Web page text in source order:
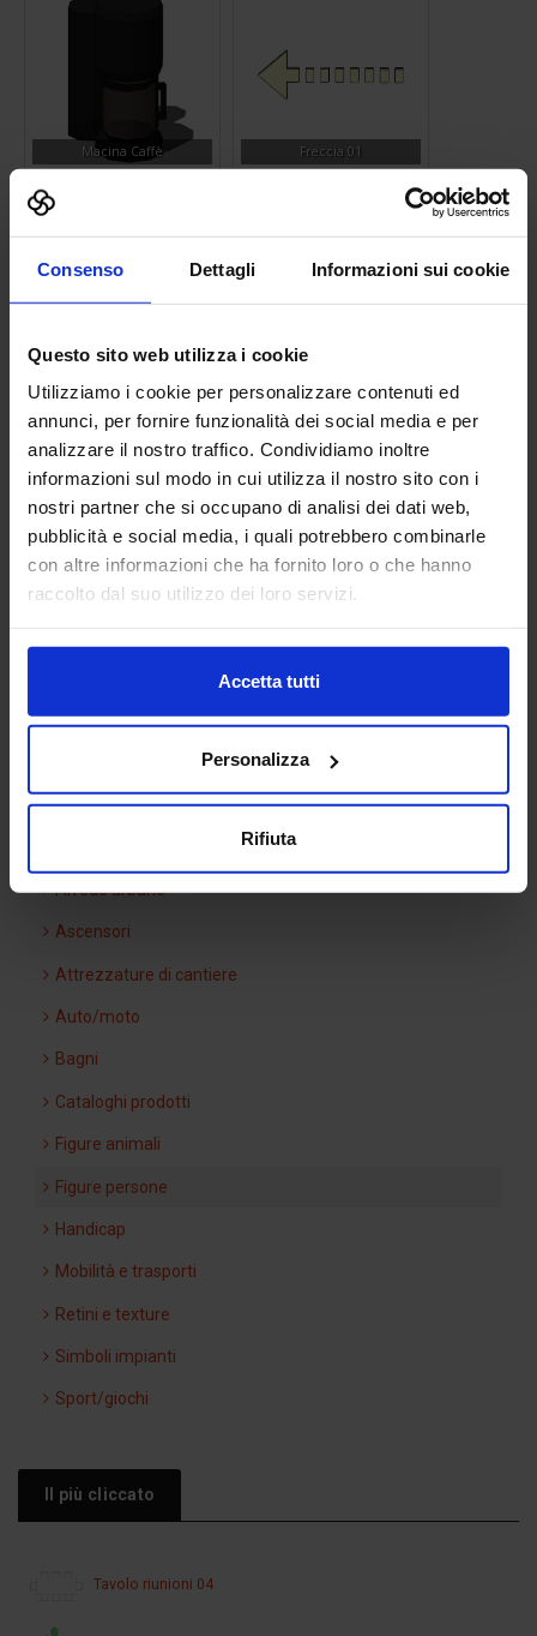
Consenso Dettagli Informazioni sui cookie
Questo sito web utilizza i cookie
Utilizziamo i cookie per personalizzare contenuti ed
annunci, per fornire funzionalità dei social media e per
analizzare il nostro traffico. Condividiamo inoltre
informazioni sul modo in cui utilizza il nostro sito con i
nostri partner che si occupano di analisi dei dati web,
pubblicità e social media, i quali potrebbero combinarle
con altre informazioni che ha fornito loro o che hanno
raccolto dal suo utilizzo dei loro servizi.
Accetta tutti
Personalizza
Rifiuta
Macina Caffè Freccia 01
Abat-jour Lavandino 08
3d uomo in piedi 01
Categorie Blocchi CAD
Arredi interni
Arredo urbano
Ascensori
Attrezzature di cantiere
Auto/moto
Bagni
Cataloghi prodotti
Figure animali
Figure persone
Handicap
Mobilità e trasporti
Retini e texture
Simboli impianti
Sport/giochi
Il più cliccato
Tavolo riunioni 04